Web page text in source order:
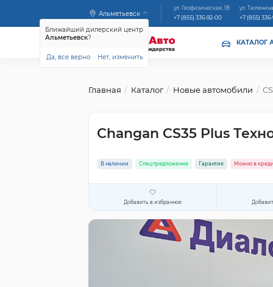
Альметьевск
Ближайший дилерский центр
Альметьевск?
Да, все верно Нет, изменить
ул. Геофизическая, 1В
+7 (855) 336-92-00
ул.
+7 (855)
КАТАЛОГ
Главная Каталог Новые автомобили
Changan CS35 Plus
В наличии Спецпредложение Гарантия Можно в
Добавить в избранное